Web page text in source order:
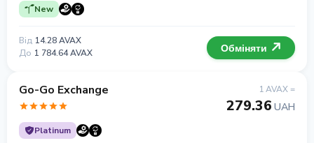
New
Від 14.28 AVAX
До 1 784.64 AVAX Обміняти
Go-Go Exchange
Platinum
1 AVAX =
279.36 UAH